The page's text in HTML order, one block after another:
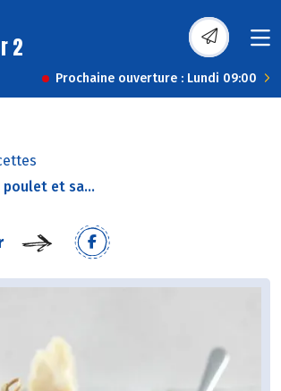
2
Prochaine ouverture : Lundi 09:00
poulet et sa...